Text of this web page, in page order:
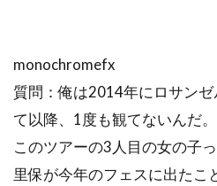
monochromefx
質問：俺は2014年にロサンゼ
て以降、1度も観てないんだ。
このツアーの3人目の女の子
里保が今年のフェスに出たこ